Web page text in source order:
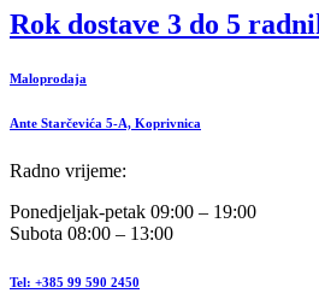
Rok dostave 3 do 5
Maloprodaja
Ante Starčevića 5-A, Koprivnica
Radno vrijeme:
Ponedjeljak-petak 09:00 – 19:00
Subota 08:00 – 13:00
Tel: +385 99 590 2450